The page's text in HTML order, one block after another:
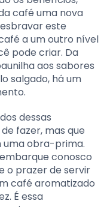
café uma nova
este
a um outro nível
pode criar. Da
aos sabores
salgado, há um
dessas
fazer, mas que
obra-prima.
conosco
o prazer de servir
café aromatizado
É essa